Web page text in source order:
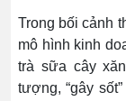
Trong bối cảnh
mô hình kinh
trà sữa cây
tượng, “gây